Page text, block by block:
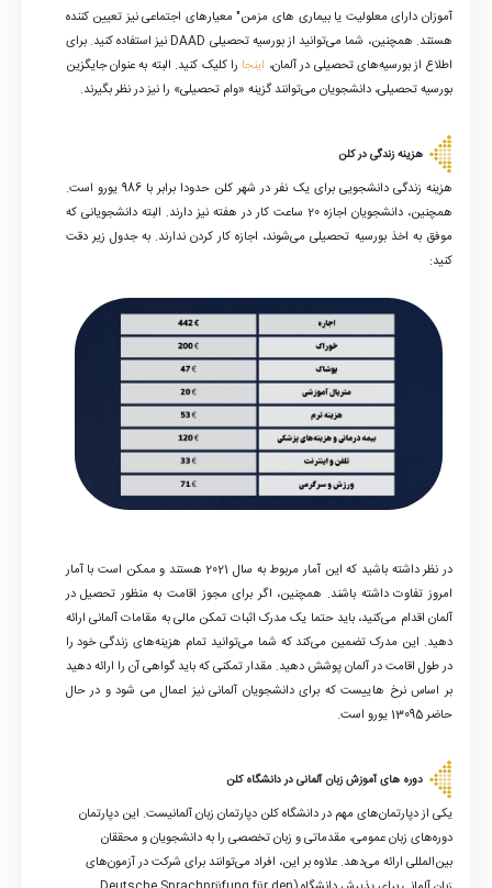
آموزان دارای معلولیت یا بیماری های مزمن" معیارهای اجتماعی نیز تعیین کننده
هستند. همچنین، شما می‌توانید از بورسیه تحصیلی DAAD نیز استفاده کنید. برای
اطلاع از بورسیه‌های تحصیلی در آلمان، اینجا را کلیک کنید. البته به عنوان جایگزین
بورسیه تحصیلی، دانشجویان می‌توانند گزینه «وام تحصیلی» را نیز در نظر بگیرند.
هزینه زندگی در کلن
هزینه زندگی دانشجویی برای یک نفر در شهر کلن حدودا برابر با 986 یورو است.
همچنین، دانشجویان اجازه 20 ساعت کار در هفته نیز دارند. البته دانشجویانی که
موفق به اخذ بورسیه تحصیلی می‌شوند، اجازه کار کردن ندارند. به جدول زیر دقت
کنید:
در نظر داشته باشید که این آمار مربوط به سال 2021 هستند و ممکن است با آمار
امروز تفاوت داشته باشند. همچنین، اگر برای مجوز اقامت به منظور تحصیل در
آلمان اقدام می‌کنید، باید حتما یک مدرک اثبات تمکن مالی به مقامات آلمانی ارائه
دهید. این مدرک تضمین می‌کند که شما می‌توانید تمام هزینه‌های زندگی خود را
در طول اقامت در آلمان پوشش دهید. مقدار تمکنی که باید گواهی آن را ارائه دهید
بر اساس نرخ هاییست که برای دانشجویان آلمانی نیز اعمال می شود و در حال
حاضر 13095 یورو است.
دوره های آموزش زبان آلمانی در دانشگاه کلن
یکی از دپارتمان‌های مهم در دانشگاه کلن دپارتمان زبان آلمانیست. این دپارتمان
دوره‌های زبان عمومی، مقدماتی و زبان تخصصی را به دانشجویان و محققان
بین‌المللی ارائه می‌دهد. علاوه بر این، افراد می‌توانند برای شرکت در آزمون‌‎های